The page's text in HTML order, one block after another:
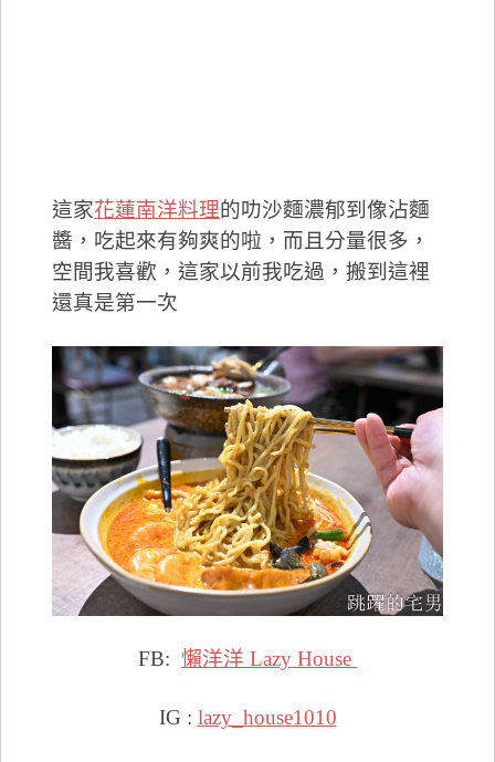
這家花蓮南洋料理的叻沙麵濃郁到像沾麵
醬，吃起來有夠爽的啦，而且分量很多，
空間我喜歡，這家以前我吃過，搬到這裡
還真是第一次
FB: 懶洋洋 Lazy House
IG : lazy_house1010